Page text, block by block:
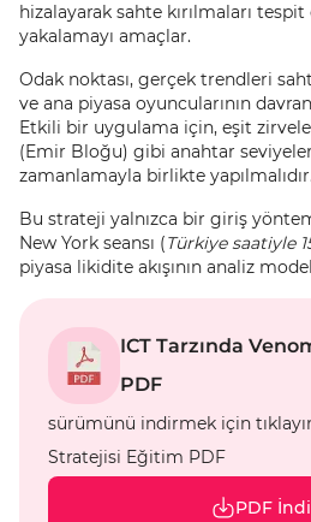
hizalayarak sahte kırılmaları
yakalamayı amaçlar.
Odak noktası, gerçek trendleri
ve ana piyasa oyuncularının
Etkili bir uygulama için, eşit
(Emir Bloğu) gibi anahtar
zamanlamayla birlikte yapılmalıdır.
Bu strateji yalnızca bir giriş
New York seansı (Türkiye saatiyle
piyasa likidite akışının analiz
ICT Tarzında
PDF
sürümünü indirmek için
Stratejisi Eğitim PDF
PDF